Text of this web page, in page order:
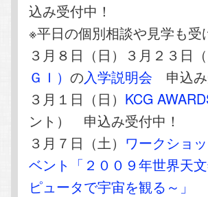
込み受付中！
※平日の個別相談や見学も受
３月８日（日）３月２３日（
ＧＩ）の入学説明会 申込み
３月１日（日） KCG
ント） 申込み受付中！
３月７日（土） ワークショ
ベント「２００９年世界
ピュータで宇宙を観る～」